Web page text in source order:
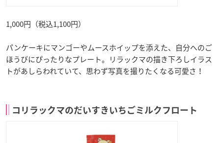
1,000円（税込1,100円）
パンケーキにマンゴーやムースホイップを添えた、自分へのご
ほうびにぴったりなプレート。リラックマの描き下ろしイラス
トがあしらわれていて、思わず写真を撮りたくなる可愛さ！
コリラックマのだいすきいちごミルクフロート